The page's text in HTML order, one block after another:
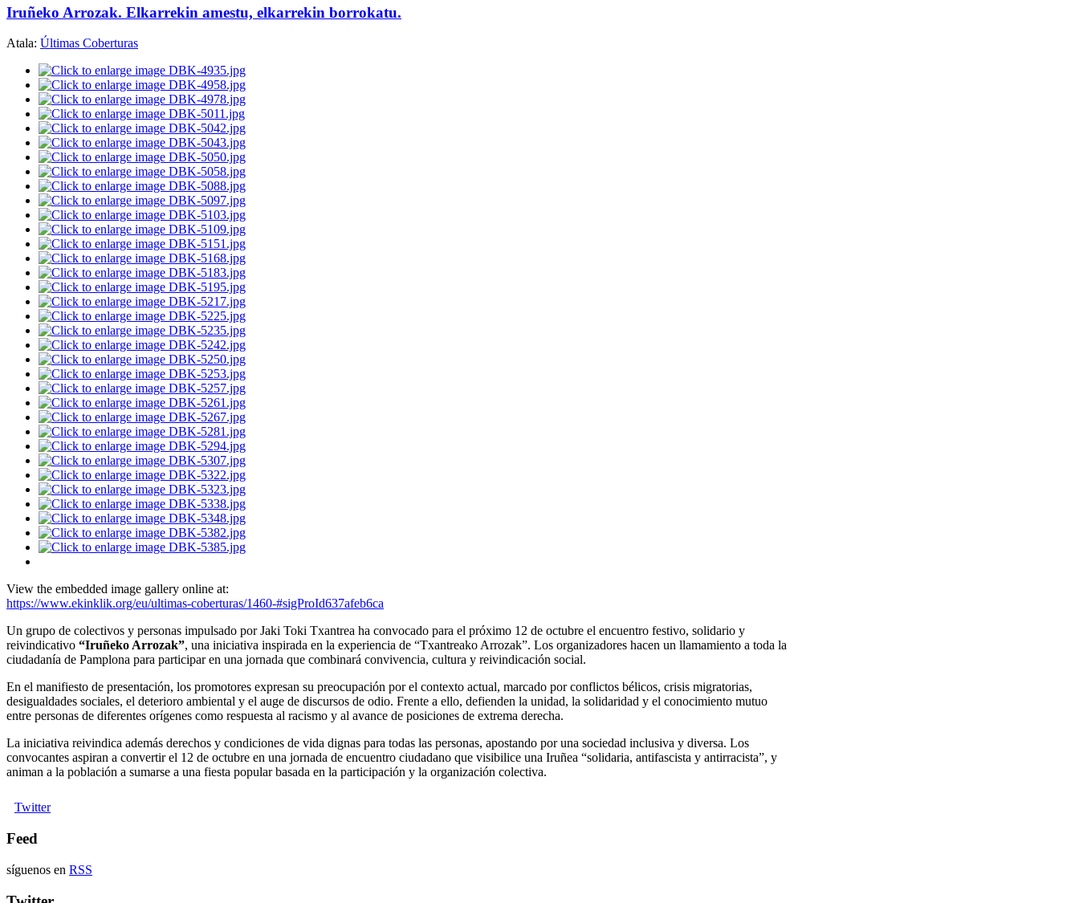
Iruñeko Arrozak. Elkarrekin amestu, elkarrekin borrokatu.
Atala: Últimas Coberturas
View the embedded image gallery online at:
https://www.ekinklik.org/eu/ultimas-coberturas/1460-#sigProId637afeb6ca
Un grupo de colectivos y personas impulsado por Jaki Toki Txantrea ha convocado para el próximo 12 de octubre el encuentro festivo, solidario y
reivindicativo “Iruñeko Arrozak”, una iniciativa inspirada en la experiencia de “Txantreako Arrozak”. Los organizadores hacen un llamamiento a toda la
ciudadanía de Pamplona para participar en una jornada que combinará convivencia, cultura y reivindicación social.
En el manifiesto de presentación, los promotores expresan su preocupación por el contexto actual, marcado por conflictos bélicos, crisis migratorias,
desigualdades sociales, el deterioro ambiental y el auge de discursos de odio. Frente a ello, defienden la unidad, la solidaridad y el conocimiento mutuo
entre personas de diferentes orígenes como respuesta al racismo y al avance de posiciones de extrema derecha.
La iniciativa reivindica además derechos y condiciones de vida dignas para todas las personas, apostando por una sociedad inclusiva y diversa. Los
convocantes aspiran a convertir el 12 de octubre en una jornada de encuentro ciudadano que visibilice una Iruñea “solidaria, antifascista y antirracista”, y
animan a la población a sumarse a una fiesta popular basada en la participación y la organización colectiva.
Twitter
Feed
síguenos en RSS